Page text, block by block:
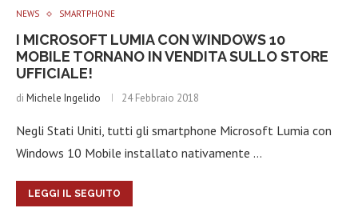
NEWS SMARTPHONE
I MICROSOFT LUMIA CON WINDOWS 10
MOBILE TORNANO IN VENDITA SULLO STORE
UFFICIALE!
di Michele Ingelido 24 Febbraio 2018
Negli Stati Uniti, tutti gli smartphone Microsoft Lumia con
Windows 10 Mobile installato nativamente …
LEGGI IL SEGUITO